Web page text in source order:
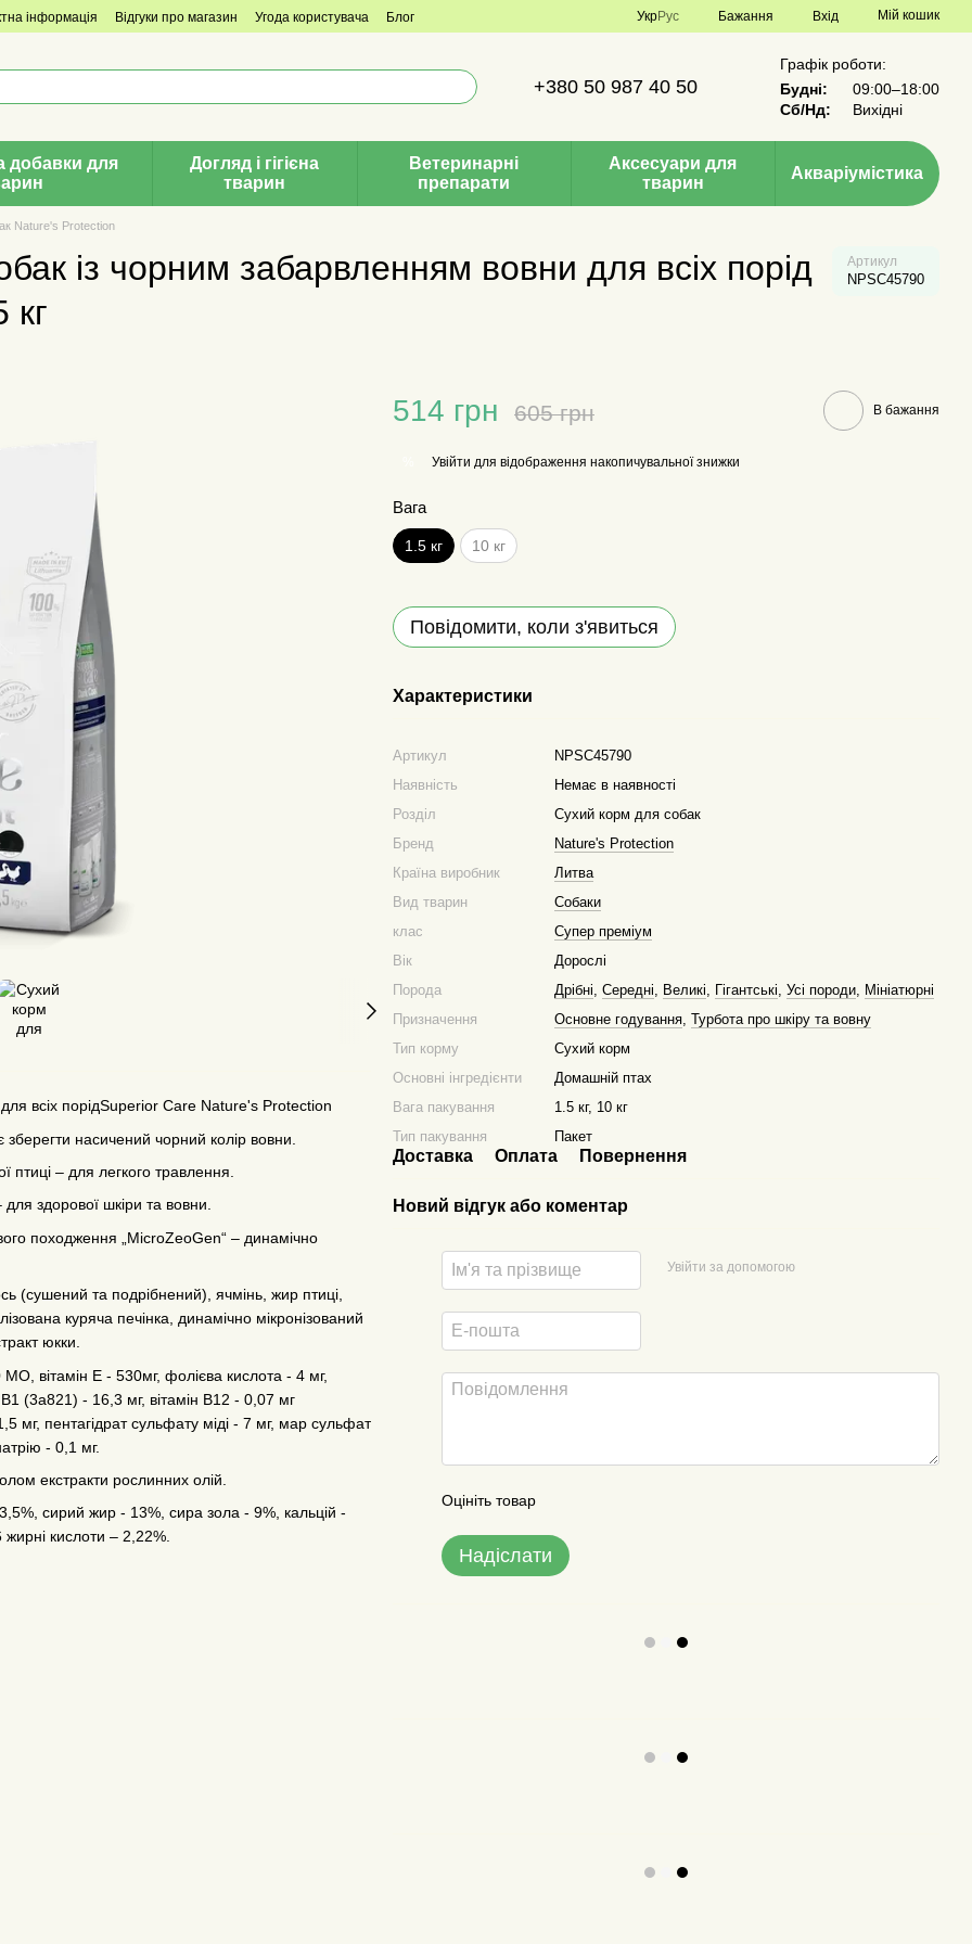
інформація Відгуки про магазин Угода користувача Блог УкрРус Бажання Вхід Мій кошик
+380 50 987 40 50
Графік роботи:
Будні:
09:00–18:00
Сб/Нд:
Вихідні
добавки для
Догляд і гігієна
тварин
Ветеринарні
препарати
Аксесуари для
тварин
Акваріумістика
Nature's Protection
із чорним забарвленням вовни для всіх порід
кг
Артикул
NPSC45790
всіх порідSuperior Care Nature's Protection
насичений чорний колір вовни.
птиці – для легкого травлення.
здорової шкіри та вовни.
походження „MicroZeoGen“ – динамічно
(сушений та подрібнений), ячмінь, жир птиці,
куряча печінка, динамічно мікронізований
юкки.
вітамін E - 530мг, фолієва кислота - 4 мг,
(3a821) - 16,3 мг, вітамін B12 - 0,07 мг
мг, пентагідрат сульфату міді - 7 мг, мар сульфат
- 0,1 мг.
екстракти рослинних олій.
сирий жир - 13%, сира зола - 9%, кальцій -
кислоти – 2,22%.
514 грн 605 грн В бажання
Увійти для відображення накопичувальної знижки
Вага
1.5 кг 10 кг
Повідомити, коли з'явиться
Характеристики
Артикул
NPSC45790
Наявність
Немає в наявності
Розділ
Сухий корм для собак
Бренд
Nature's Protection
Країна виробник
Литва
Вид тварин
Собаки
клас
Супер преміум
Вік
Дорослі
Порода
Дрібні,Середні, Великі, Гігантські,Усі породи, Мініатюрні
Призначення
Основне годування,Турбота про шкіру та вовну
Тип корму
Сухий корм
Основні інгредієнти
Домашній птах
Вага пакування
1.5 кг, 10 кг
Тип пакування
Пакет
Доставка Оплата Повернення
Новий відгук або коментар
Увійти за допомогою
Оцініть товар
Надіслати